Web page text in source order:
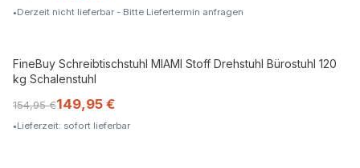
Derzeit nicht lieferbar - Bitte Liefertermin anfragen
FineBuy Schreibtischstuhl MIAMI Stoff Drehstuhl Bürostuhl 120
kg Schalenstuhl
154,95 €149,95 €
Lieferzeit: sofort lieferbar